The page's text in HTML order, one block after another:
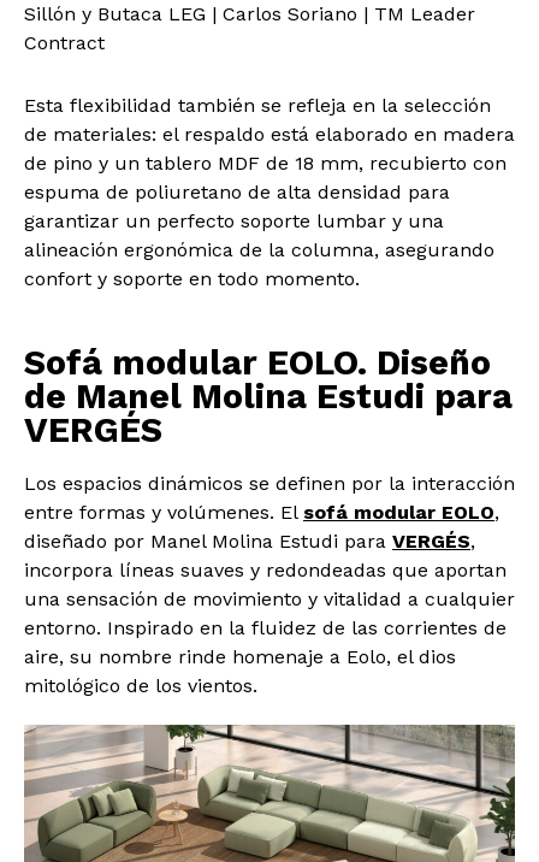
Sillón y Butaca LEG | Carlos Soriano | TM Leader
Contract
Esta flexibilidad también se refleja en la selección
de materiales: el respaldo está elaborado en madera
de pino y un tablero MDF de 18 mm, recubierto con
espuma de poliuretano de alta densidad para
garantizar un perfecto soporte lumbar y una
alineación ergonómica de la columna, asegurando
confort y soporte en todo momento.
Sofá modular EOLO. Diseño
de Manel Molina Estudi para
VERGÉS
Los espacios dinámicos se definen por la interacción
entre formas y volúmenes. El sofá modular EOLO,
diseñado por Manel Molina Estudi para VERGÉS,
incorpora líneas suaves y redondeadas que aportan
una sensación de movimiento y vitalidad a cualquier
entorno. Inspirado en la fluidez de las corrientes de
aire, su nombre rinde homenaje a Eolo, el dios
mitológico de los vientos.